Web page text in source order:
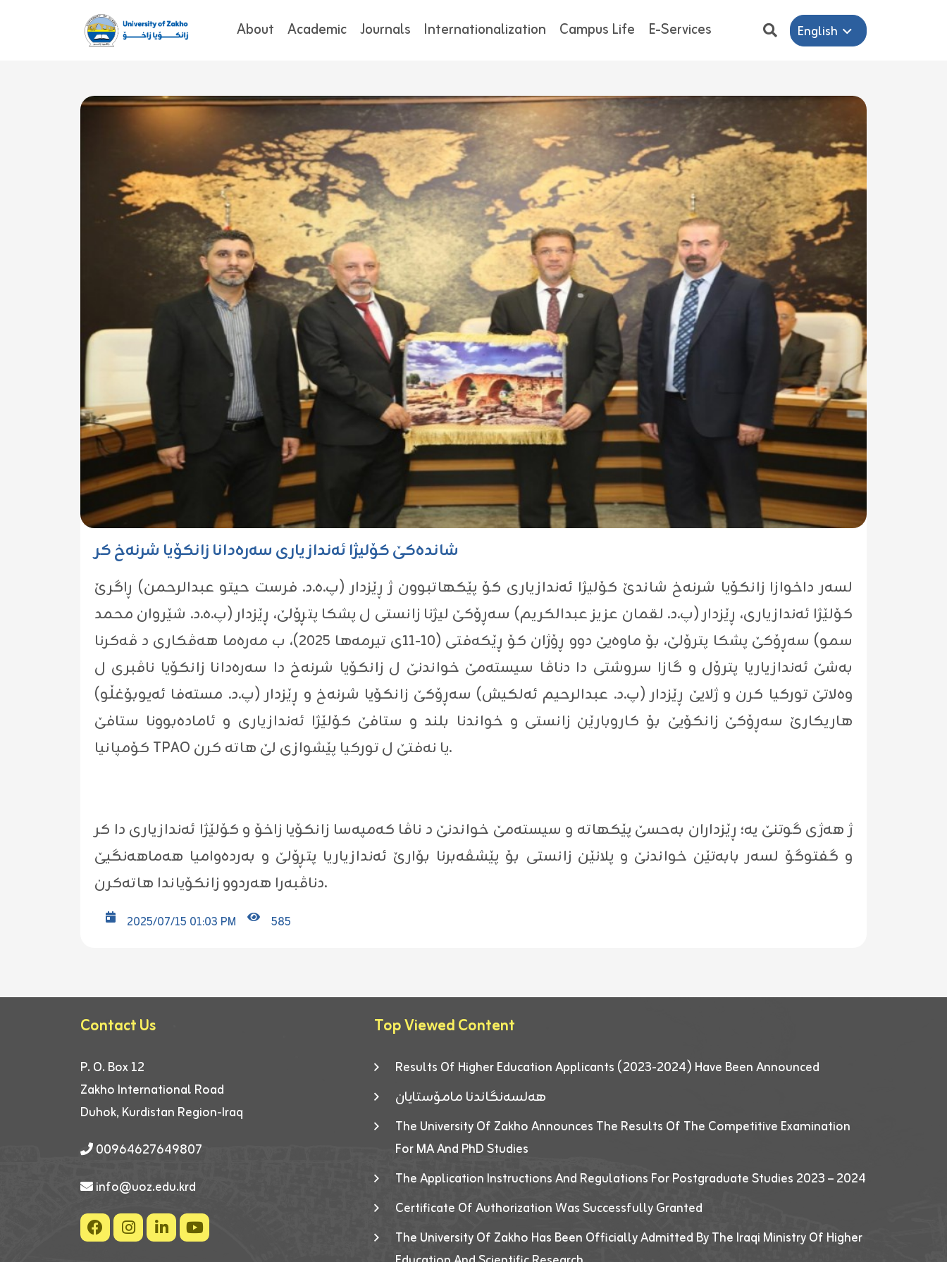
About Academic Journals Internationalization Campus Life E-Services English
شاندەکێ کۆلیژا ئەندازیاری سەرەدانا زانکۆیا شرنەخ کر
لسەر داخوازا زانکۆیا شرنەخ شاندێ کۆلیژا ئەندازیاری کۆ پێکهاتبوون ژ ڕێزدار (پ.ھ.د. فرست حیتو عبدالرحمن) ڕاگرێ
کۆلێژا ئەندازیاری، ڕێزدار (پ.د. لقمان عزیز عبدالکریم) سەڕۆکێ لیژنا زانستی ل پشکا پتڕۆلێ، ڕێزدار (پ.ھ.د. شێروان محمد
سمو) سەڕۆکێ پشکا پترۆلێ، بۆ ماوەیێ دوو ڕۆژان کۆ ڕێکەفتی (١٠-١١ی تیرمەها ٢٠٢٥)، ب مەرەما هەڤکاری د ڤەکرنا
بەشێ ئەندازیاریا پترۆل و گازا سروشتی دا دناڤا سیستەمێ خواندنێ ل زانکۆیا شرنەخ دا سەرەدانا زانکۆیا ناڤبری ل
وەلاتێ تورکیا کرن و ژلایێ ڕێزدار (پ.د. عبدالرحیم ئەلکیش) سەڕۆکێ زانکۆیا شرنەخ و ڕێزدار (پ.د. مستەفا ئەیوبۆغڵو)
ھاریکارێ سەڕۆکێ زانکۆیێ بۆ کاروبارێن زانستی و خواندنا بلند و ستافێ کۆلێژا ئەندازیاری و ئامادەبوونا ستافێ
کۆمپانیا TPAO یا نەفتێ ل تورکیا پێشوازی لێ هاتە کرن.
ژ هەژی گوتنێ یە؛ ڕێزداران بەحسێ پێکهاتە و سیستەمێ خواندنێ د ناڤا کەمپەسا زانکۆیا زاخۆ و کۆلێژا ئەندازیاری دا کر
و گفتوگۆ لسەر بابەتێن خواندنێ و پلانێن زانستی بۆ پێشڤەبرنا بۆارێ ئەندازیاریا پتڕۆلێ و بەردەوامیا هەماهەنگیێ
دناڤبەرا هەردوو زانکۆیاندا هاتەکرن.
2025/07/15 01:03 PM 585
Contact Us
P. O. Box 12
Zakho International Road
Duhok, Kurdistan Region-Iraq
00964627649807
info@uoz.edu.krd
Top Viewed Content
Results Of Higher Education Applicants (2023-2024) Have Been Announced
هەلسەنگاندنا مامۆستایان
The University Of Zakho Announces The Results Of The Competitive Examination
For MA And PhD Studies
The Application Instructions And Regulations For Postgraduate Studies 2023 – 2024
Certificate Of Authorization Was Successfully Granted
The University Of Zakho Has Been Officially Admitted By The Iraqi Ministry Of Higher